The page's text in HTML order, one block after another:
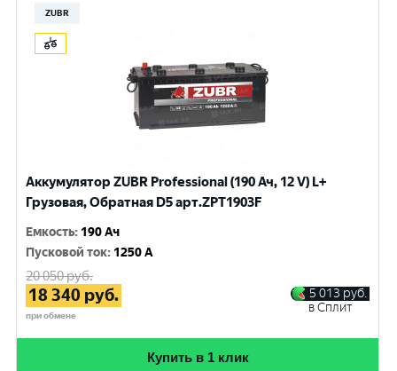
ZUBR
Аккумулятор ZUBR Professional (190 Ач, 12 V) L+
Грузовая, Обратная D5 арт.ZPT1903F
Емкость: 190 Ач
Пусковой ток: 1250 A
20 050руб.
18 340 руб.
при обмене
5 013 руб.
в Сплит
Купить в 1 клик